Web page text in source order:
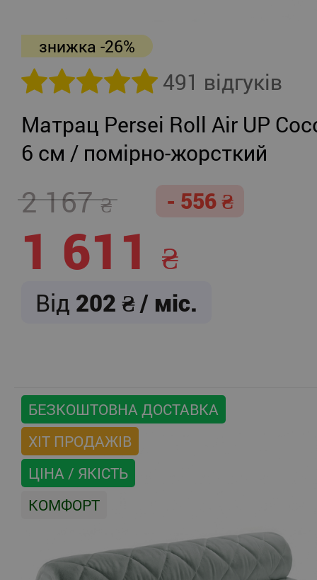
знижка -26%
491 відгуків
Матрац Persei Roll Air UP
6 см / помірно-жорсткий
2 167 - 556
1 611
Від 202 / міс.
БЕЗКОШТОВНА ДОСТАВКА
ХІТ ПРОДАЖІВ
ЦІНА / ЯКІСТЬ
КОМФОРТ